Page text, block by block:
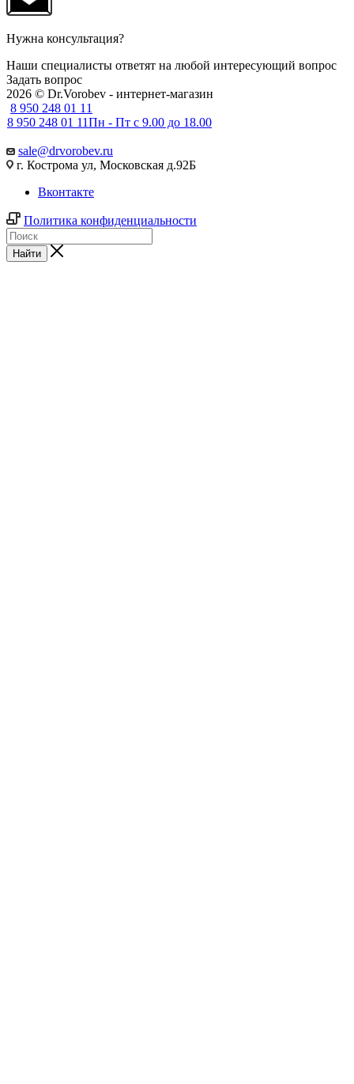
Нужна консультация?
Наши специалисты ответят на любой интересующий вопрос
Задать вопрос
2026 © Dr.Vorobev - интернет-магазин
8 950 248 01 11
8 950 248 01 11Пн - Пт с 9.00 до 18.00
sale@drvorobev.ru
г. Кострома ул, Московская д.92Б
Вконтакте
Политика конфиденциальности
Найти